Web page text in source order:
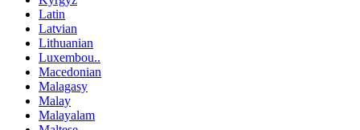
Latin
Latvian
Lithuanian
Luxembou..
Macedonian
Malagasy
Malay
Malayalam